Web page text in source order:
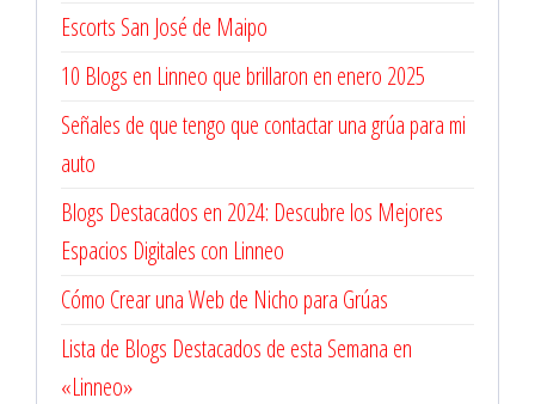
Escorts San José de Maipo
10 Blogs en Linneo que brillaron en enero 2025
Señales de que tengo que contactar una grúa para mi
auto
Blogs Destacados en 2024: Descubre los Mejores
Espacios Digitales con Linneo
Cómo Crear una Web de Nicho para Grúas
Lista de Blogs Destacados de esta Semana en
«Linneo»